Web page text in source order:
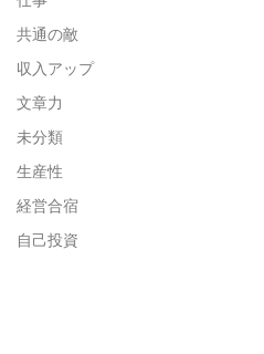
共通の敵
収入アップ
文章力
未分類
生産性
経営合宿
自己投資